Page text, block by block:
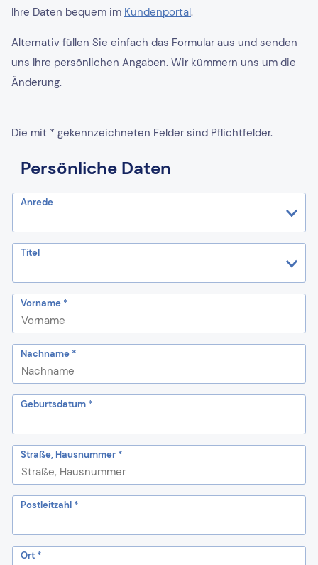
Ihre Daten bequem im Kundenportal.
Alternativ füllen Sie einfach das Formular aus und senden
uns Ihre persönlichen Angaben. Wir kümmern uns um die
Änderung.
Die mit * gekennzeichneten Felder sind Pflichtfelder.